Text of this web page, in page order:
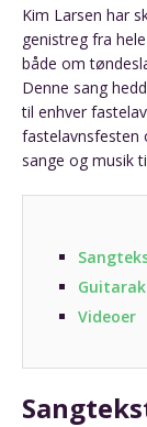
Kim Larsen har
genistreg fra
både om
Denne sang
til enhver
fastelavnsfesten
sange og musik
Videoer